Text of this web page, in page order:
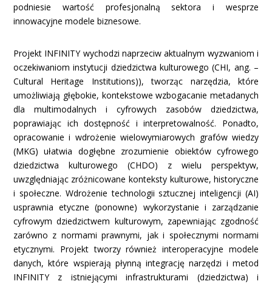
podniesie wartość profesjonalną sektora i wesprze
innowacyjne modele biznesowe.
Projekt INFINITY wychodzi naprzeciw aktualnym wyzwaniom i
oczekiwaniom instytucji dziedzictwa kulturowego (CHI, ang. –
Cultural Heritage Institutions)), tworząc narzędzia, które
umożliwiają głębokie, kontekstowe wzbogacanie metadanych
dla multimodalnych i cyfrowych zasobów dziedzictwa,
poprawiając ich dostępność i interpretowalność. Ponadto,
opracowanie i wdrożenie wielowymiarowych grafów wiedzy
(MKG) ułatwia dogłębne zrozumienie obiektów cyfrowego
dziedzictwa kulturowego (CHDO) z wielu perspektyw,
uwzględniając zróżnicowane konteksty kulturowe, historyczne
i społeczne. Wdrożenie technologii sztucznej inteligencji (AI)
usprawnia etyczne (ponowne) wykorzystanie i zarządzanie
cyfrowym dziedzictwem kulturowym, zapewniając zgodność
zarówno z normami prawnymi, jak i społecznymi normami
etycznymi. Projekt tworzy również interoperacyjne modele
danych, które wspierają płynną integrację narzędzi i metod
INFINITY z istniejącymi infrastrukturami (dziedzictwa) i